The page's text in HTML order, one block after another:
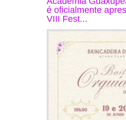
é oficialmente
VIII Fest...